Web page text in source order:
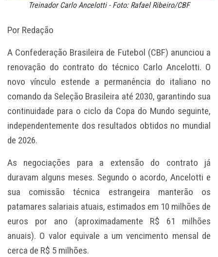
Treinador Carlo Ancelotti - Foto: Rafael Ribeiro/CBF
Por Redação
A Confederação Brasileira de Futebol (CBF) anunciou a
renovação do contrato do técnico Carlo Ancelotti. O
novo vínculo estende a permanência do italiano no
comando da Seleção Brasileira até 2030, garantindo sua
continuidade para o ciclo da Copa do Mundo seguinte,
independentemente dos resultados obtidos no mundial
de 2026.
As negociações para a extensão do contrato já
duravam alguns meses. Segundo o acordo, Ancelotti e
sua comissão técnica estrangeira manterão os
patamares salariais atuais, estimados em 10 milhões de
euros por ano (aproximadamente R$ 61 milhões
anuais). O valor equivale a um vencimento mensal de
cerca de R$ 5 milhões.